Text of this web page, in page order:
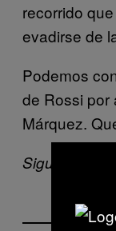
recorrido
evadirse de
Podemos
de Rossi por
Márquez.
Sigue al